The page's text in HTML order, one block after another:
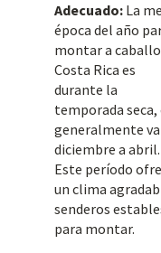
Adecuado: La
época del año
montar a
Costa Rica es
durante la
temporada seca,
generalmente va
diciembre a abril.
Este período
un clima
senderos
para montar.